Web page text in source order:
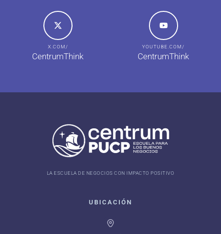
X.COM/
CentrumThink
YOUTUBE.COM/
CentrumThink
LA ESCUELA DE NEGOCIOS CON IMPACTO POSITIVO
UBICACIÓN